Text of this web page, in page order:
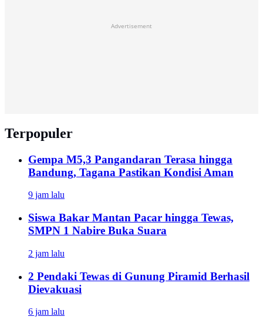
Advertisement
Terpopuler
Gempa M5,3 Pangandaran Terasa hingga
Bandung, Tagana Pastikan Kondisi Aman
9 jam lalu
Siswa Bakar Mantan Pacar hingga Tewas,
SMPN 1 Nabire Buka Suara
2 jam lalu
2 Pendaki Tewas di Gunung Piramid Berhasil
Dievakuasi
6 jam lalu